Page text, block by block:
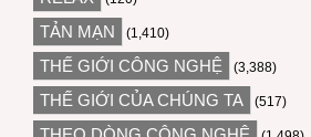
TẢN MẠN (1,410)
THẾ GIỚI CÔNG NGHỆ (3,388)
THẾ GIỚI CỦA CHÚNG TA (517)